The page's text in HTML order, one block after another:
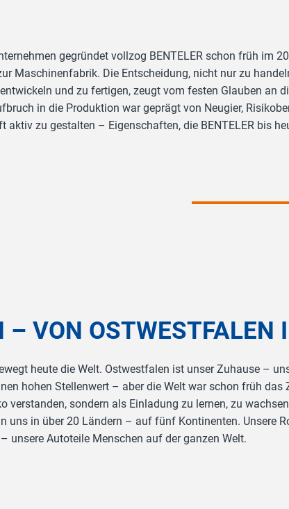
gegründet vollzog BENTELER schon früh im
Maschinenfabrik. Die Entscheidung, nicht nur zu
und zu fertigen, zeugt vom festen Glauben an
in die Produktion war geprägt von Neugier,
aktiv zu gestalten – Eigenschaften, die BENTELER bis
– VON OSTWESTFALEN
heute die Welt. Ostwestfalen ist unser Zuhause –
hohen Stellenwert – aber die Welt war schon früh das
verstanden, sondern als Einladung zu lernen, zu
uns in über 20 Ländern – auf fünf Kontinenten. Unsere
unsere Autoteile Menschen auf der ganzen Welt.